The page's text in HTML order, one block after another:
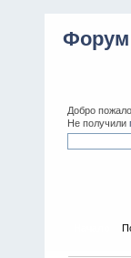
Форум
Добро
Не получили